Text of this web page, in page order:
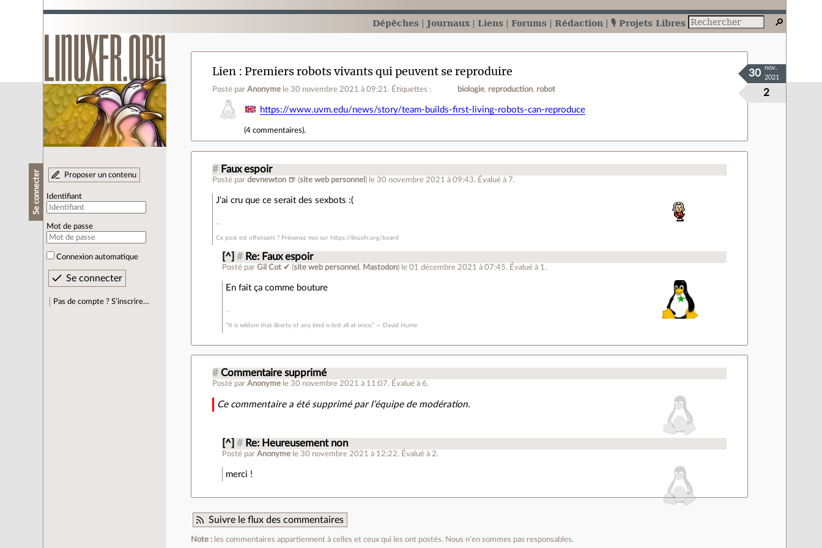
Dépêches Journaux Liens Forums Rédaction 🎙️ Projets Libres
Se connecter Proposer un contenu
Identifiant
Mot de passe
Connexion automatique
Pas de compte ? S’inscrire…
Lien Premiers robots vivants qui peuvent se reproduire
Posté parAnonyme le 30 novembre 2021 à 09:21 . Étiquettes : biologie reproduction robot 2
30
nov.
2021
https://www.uvm.edu/news/story/team-builds-first-living-robots-can-reproduce
(4 commentaires).
# Faux espoir
Posté pardevnewton 🍺 (site web personnel ) le 30 novembre 2021 à 09:43. Évalué à7.
J'ai cru que ce serait des sexbots :(
Ce post est offensant ? Prévenez moi sur https://linuxfr.org/board
[^] # Re: Faux espoir
Posté parGil Cot ✔ (site web personnel , Mastodon) le 01 décembre 2021 à 07:45. Évalué à 1 .
En fait ça comme bouture
“It is seldom that liberty of any kind is lost all at once.” ― David Hume
# Commentaire supprimé
Posté parAnonyme le 30 novembre 2021 à 11:07. Évalué à6.
Ce commentaire a été supprimé par l’équipe de modération.
[^] # Re: Heureusement non
Posté parAnonyme le 30 novembre 2021 à 12:22. Évalué à 2.
merci !
Suivre le flux des commentaires
Note : les commentaires appartiennent à celles et ceux qui les ont postés. Nous n’en sommes pas responsables.